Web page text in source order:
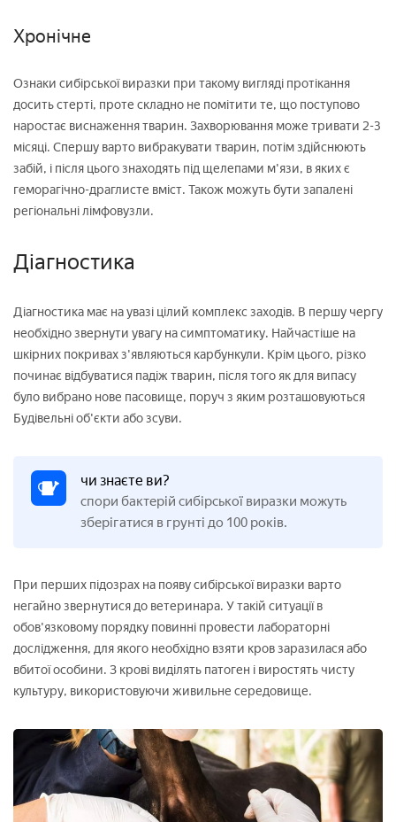
Хронічне
Ознаки сибірської виразки при такому вигляді протікання
досить стерті, проте складно не помітити те, що поступово
наростає виснаження тварин. Захворювання може тривати 2-3
місяці. Спершу варто вибракувати тварин, потім здійснюють
забій, і після цього знаходять під щелепами м'язи, в яких є
геморагічно-драглисте вміст. Також можуть бути запалені
регіональні лімфовузли.
Діагностика
Діагностика має на увазі цілий комплекс заходів. В першу чергу
необхідно звернути увагу на симптоматику. Найчастіше на
шкірних покривах з'являються карбункули. Крім цього, різко
починає відбуватися падіж тварин, після того як для випасу
було вибрано нове пасовище, поруч з яким розташовуються
Будівельні об'єкти або зсуви.
чи знаєте ви?
спори бактерій сибірської виразки можуть
зберігатися в грунті до 100 років.
При перших підозрах на появу сибірської виразки варто
негайно звернутися до ветеринара. У такій ситуації в
обов'язковому порядку повинні провести лабораторні
дослідження, для якого необхідно взяти кров заразилася або
вбитої особини. З крові виділять патоген і виростять чисту
культуру, використовуючи живильне середовище.